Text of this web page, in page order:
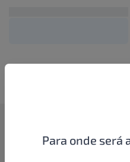
Para onde será
Como funciona